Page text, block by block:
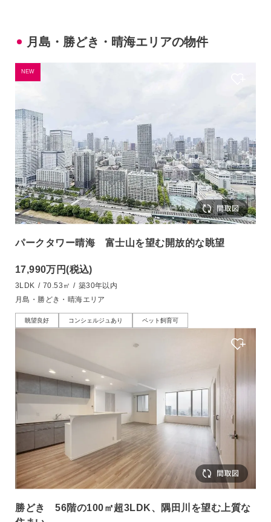
月島・勝どき・晴海エリアの物件
NEW
パークタワー晴海 富士山を望む開放的な眺望
17,990万円(税込)
3LDK / 70.53㎡ / 築30年以内
月島・勝どき・晴海エリア
眺望良好 コンシェルジュあり ペット飼育可
勝どき 56階の100㎡超3LDK、隅田川を望む上質な